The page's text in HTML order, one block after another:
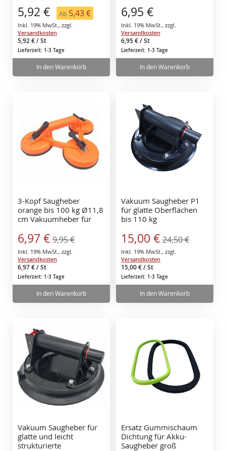
5,92 € Ab 5,43 €
Inkl. 19% MwSt. , zzgl.
Versandkosten
5,92 €/ St
Lieferzeit: 1-3 Tage
In den Warenkorb
Flachkopf-Akku
6,95 €
Inkl. 19% MwSt. , zzgl.
Versandkosten
6,95 €/ St
Lieferzeit: 1-3 Tage
In den Warenkorb
3-Kopf Saugheber
orange bis 100 kg Ø11,8
cm Vakuumheber für
Metall, Spiegel
Sonderangebot
6,97 € 9,95 €
Inkl. 19% MwSt. , zzgl.
Versandkosten
6,97 €/ St
Lieferzeit: 1-3 Tage
In den Warenkorb
Vakuum Saugheber P1
für glatte Oberflächen
bis 110 kg
Sonderangebot
15,00 € 24,50 €
Inkl. 19% MwSt. , zzgl.
Versandkosten
15,00 €/ St
Lieferzeit: 1-3 Tage
In den Warenkorb
Vakuum Saugheber für
glatte und leicht
strukturierte
Ersatz Gummischaum
Dichtung für Akku-
Saugheber groß